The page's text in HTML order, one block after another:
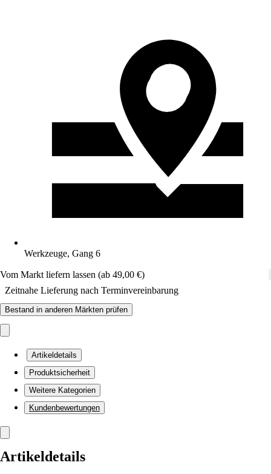
Werkzeuge, Gang 6
Vom Markt liefern lassen (ab 49,00 €)
Zeitnahe Lieferung nach Terminvereinbarung
Bestand in anderen Märkten prüfen
Artikeldetails
Produktsicherheit
Weitere Kategorien
Kundenbewertungen
Artikeldetails